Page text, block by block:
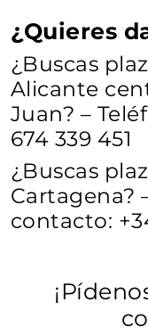
¿Quieres
¿Buscas
Alicante
Juan? –
674 339 451
¿Buscas
Cartagena?
contacto: